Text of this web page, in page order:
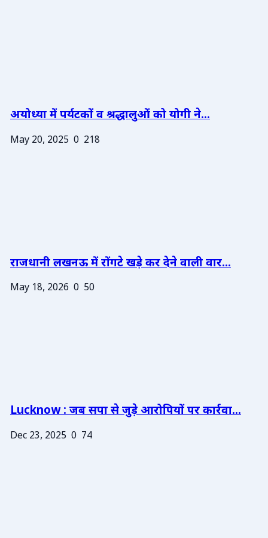
अयोध्या में पर्यटकों व श्रद्धालुओं को योगी ने...
May 20, 2025 0 218
राजधानी लखनऊ में रोंगटे खड़े कर देने वाली वार...
May 18, 2026 0 50
Lucknow : जब सपा से जुड़े आरोपियों पर कार्रवा...
Dec 23, 2025 0 74